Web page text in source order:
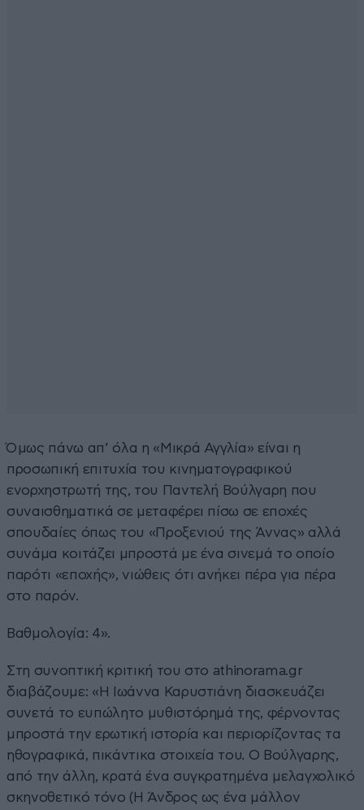
Όμως πάνω απ’ όλα η «Μικρά Αγγλία» είναι η
προσωπική επιτυχία του κινηματογραφικού
ενορχηστρωτή της, του Παντελή Βούλγαρη που
συναισθηματικά σε μεταφέρει πίσω σε εποχές
σπουδαίες όπως του «Προξενιού της Άννας» αλλά
συνάμα κοιτάζει μπροστά με ένα σινεμά το οποίο
παρότι «εποχής», νιώθεις ότι ανήκει πέρα για πέρα
στο παρόν.
Βαθμολογία: 4».
Στη συνοπτική κριτική του στο athinorama.gr
διαβάζουμε: «Η Ιωάννα Καρυστιάνη διασκευάζει
συνετά το ευπώλητο μυθιστόρημά της, φέρνοντας
μπροστά την ερωτική ιστορία και περιορίζοντας τα
ηθογραφικά, πικάντικα στοιχεία του. Ο Βούλγαρης,
από την άλλη, κρατά ένα συγκρατημένα μελαγχολικό
σκηνοθετικό τόνο (Η Άνδρος ως ένα μάλλον